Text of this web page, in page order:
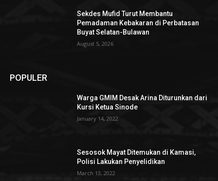
Sekdes Mufid Turut Membantu
Pemadaman Kebakaran di Perbatasan
Buyat Selatan-Bulawan
August 5, 2026
POPULER
Warga GMIM Desak Arina Diturunkan dari
Kursi Ketua Sinode
January 14, 2022
Sesosok Mayat Ditemukan di Kamasi,
Polisi Lakukan Penyelidikan
March 13, 2022